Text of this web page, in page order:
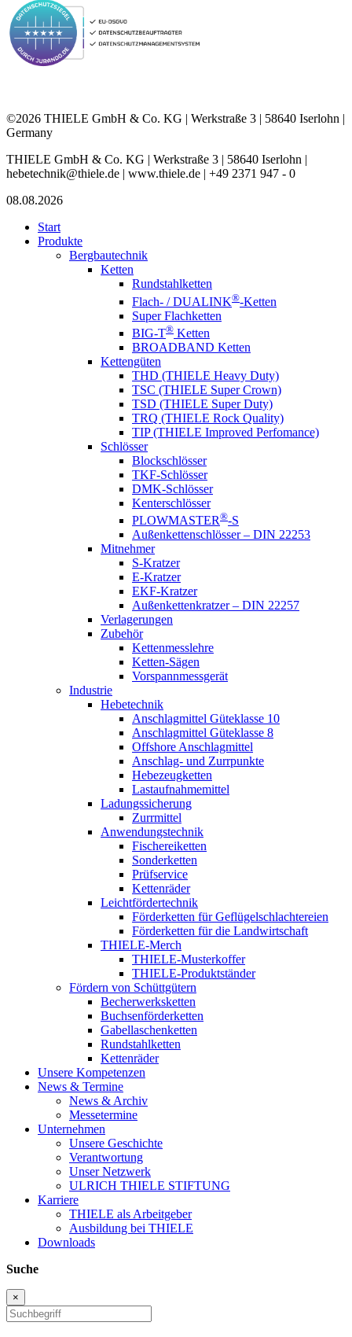
©2026 THIELE GmbH & Co. KG | Werkstraße 3 | 58640 Iserlohn |
Germany
THIELE GmbH & Co. KG | Werkstraße 3 | 58640 Iserlohn |
hebetechnik@thiele.de | www.thiele.de | +49 2371 947 - 0
08.08.2026
Start
Produkte
Bergbautechnik
Ketten
Rundstahlketten
Flach- / DUALINK®-Ketten
Super Flachketten
BIG-T® Ketten
BROADBAND Ketten
Kettengüten
THD (THIELE Heavy Duty)
TSC (THIELE Super Crown)
TSD (THIELE Super Duty)
TRQ (THIELE Rock Quality)
TIP (THIELE Improved Perfomance)
Schlösser
Blockschlösser
TKF-Schlösser
DMK-Schlösser
Kenterschlösser
PLOWMASTER®-S
Außenkettenschlösser – DIN 22253
Mitnehmer
S-Kratzer
E-Kratzer
EKF-Kratzer
Außenkettenkratzer – DIN 22257
Verlagerungen
Zubehör
Kettenmesslehre
Ketten-Sägen
Vorspannmessgerät
Industrie
Hebetechnik
Anschlagmittel Güteklasse 10
Anschlagmittel Güteklasse 8
Offshore Anschlagmittel
Anschlag- und Zurrpunkte
Hebezeugketten
Lastaufnahmemittel
Ladungssicherung
Zurrmittel
Anwendungstechnik
Fischereiketten
Sonderketten
Prüfservice
Kettenräder
Leichtfördertechnik
Förderketten für Geflügelschlachtereien
Förderketten für die Landwirtschaft
THIELE-Merch
THIELE-Musterkoffer
THIELE-Produktständer
Fördern von Schüttgütern
Becherwerksketten
Buchsenförderketten
Gabellaschenketten
Rundstahlketten
Kettenräder
Unsere Kompetenzen
News & Termine
News & Archiv
Messetermine
Unternehmen
Unsere Geschichte
Verantwortung
Unser Netzwerk
ULRICH THIELE STIFTUNG
Karriere
THIELE als Arbeitgeber
Ausbildung bei THIELE
Downloads
Suche
×